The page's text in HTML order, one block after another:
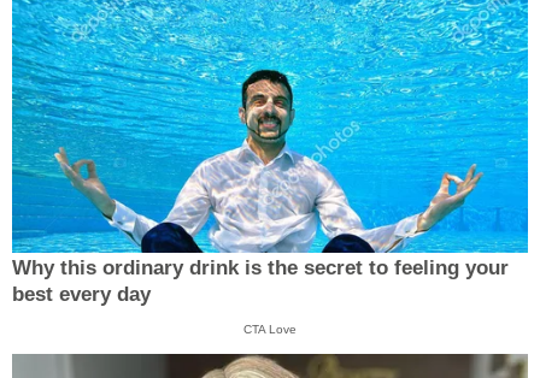
Why this ordinary drink is the secret to feeling your
best every day
CTA Love